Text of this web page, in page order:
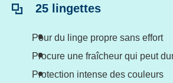
Contenu:
25 lingettes
Pour du linge propre sans effort
Procure une fraîcheur qui peut
Protection intense des couleurs